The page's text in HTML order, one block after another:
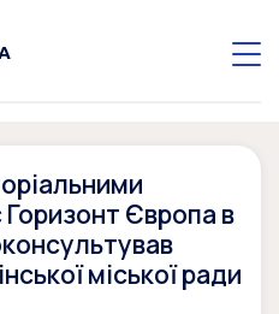
Європа в
міської ради